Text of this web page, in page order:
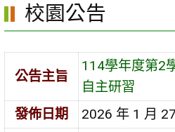
區
校園公告
公告主旨
114學年度第2
自主研習
發佈日期
2026 年 1 月